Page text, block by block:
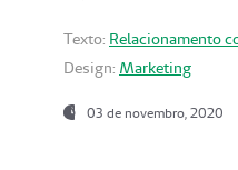
Texto: Relacionamento
Design: Marketing
03 de novembro, 2020